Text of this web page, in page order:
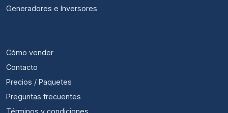
Generadores e Inversores
Cómo vender
Contacto
Precios / Paquetes
Preguntas frecuentes
Términos y condiciones